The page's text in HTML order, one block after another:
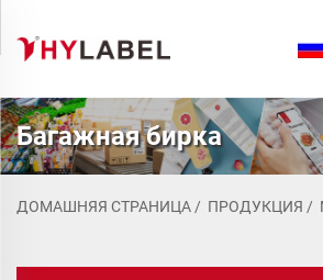
Багажная бирка
ДОМАШНЯЯ СТРАНИЦА / ПРОДУКЦИЯ /